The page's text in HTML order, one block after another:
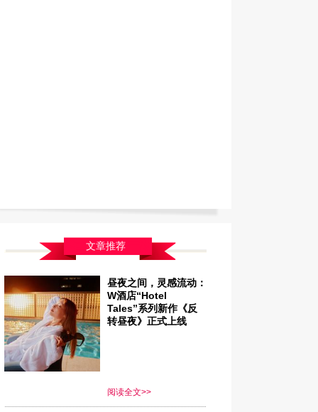
文章推荐
昼夜之间，灵感流动：
W酒店“Hotel
Tales”系列新作《反
转昼夜》正式上线
阅读全文>>